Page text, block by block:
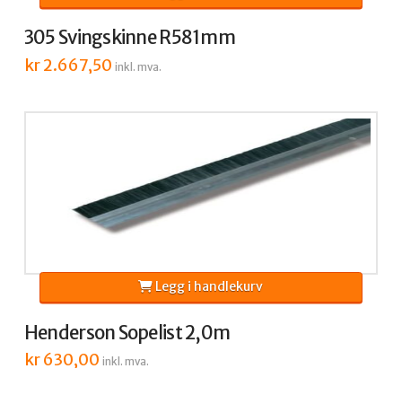
305 Svingskinne R581mm
kr2.667,50 inkl. mva.
Henderson Sopelist 2,0m
kr630,00 inkl. mva.
Legg i handlekurv